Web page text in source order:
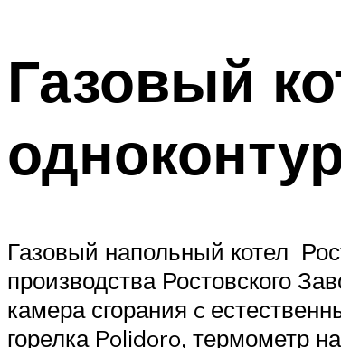
Газовый
Газовый напольный котел
производства Ростовского
камера сгорания c
горелка Polidoro, термометр